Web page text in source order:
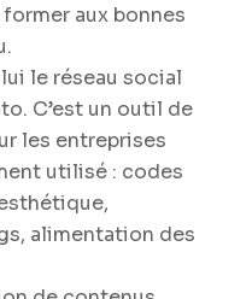
aux bonnes
le réseau social
C’est un outil de
les entreprises
utilisé : codes
alimentation des